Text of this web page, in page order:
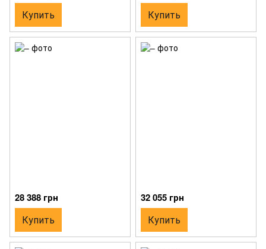
Купить Купить
28 388 грн
Купить
32 055 грн
Купить